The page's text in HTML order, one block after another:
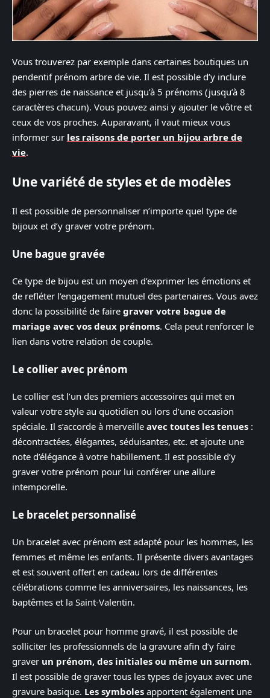
Vous trouverez par exemple dans certaines boutiques un
pendentif prénom arbre de vie. Il est possible d’y inclure
des pierres de naissance et jusqu’à 5 prénoms (jusqu’à 8
caractères chacun). Vous pouvez ainsi y ajouter le vôtre et
ceux de vos proches. Auparavant, il vaut mieux vous
informer sur les raisons de porter un bijou arbre de
vie.
Une variété de styles et de modèles
Il est possible de personnaliser n’importe quel type de
bijoux et d’y graver votre prénom.
Une bague gravée
Ce type de bijou est un moyen d’exprimer les émotions et
de refléter l’engagement mutuel des partenaires. Vous avez
donc la possibilité de faire graver votre bague de
mariage avec vos deux prénoms. Cela peut renforcer le
lien dans votre relation de couple.
Le collier avec prénom
Le collier est l’un des premiers accessoires qui met en
valeur votre style au quotidien ou lors d’une occasion
spéciale. Il s’accorde à merveille avec toutes les tenues :
décontractées, élégantes, séduisantes, etc. et ajoute une
note d’élégance à votre habillement. Il est possible d’y
graver votre prénom pour lui conférer une allure
intemporelle.
Le bracelet personnalisé
Un bracelet avec prénom est adapté pour les hommes, les
femmes et même les enfants. Il présente divers avantages
et est souvent offert en cadeau lors de différentes
célébrations comme les anniversaires, les naissances, les
baptêmes et la Saint-Valentin.
Pour un bracelet pour homme gravé, il est possible de
solliciter les professionnels de la gravure afin d’y faire
graver un prénom, des initiales ou même un surnom.
Il est possible de graver tous les types de joyaux avec une
gravure basique. Les symboles apportent également une